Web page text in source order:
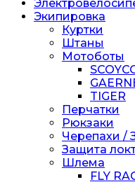
Экипировка
Куртки
Штаны
Мотоботы
TIGER
Перчатки
Рюкзаки
Черепахи /
Защита
Шлема
FLY